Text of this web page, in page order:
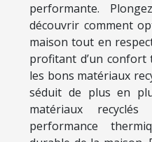
performante.
découvrir comment
maison tout en
profitant d’un confort
les bons matériaux
séduit de plus en
matériaux
performance